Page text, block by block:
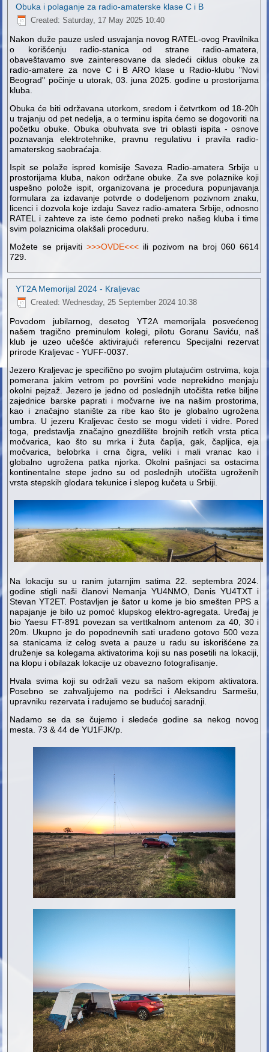
Obuka i polaganje za radio-amaterske klase C i B
Created: Saturday, 17 May 2025 10:40
Nakon duže pauze usled usvajanja novog RATEL-ovog Pravilnika
o korišćenju radio-stanica od strane radio-amatera,
obaveštavamo sve zainteresovane da sledeći ciklus obuke za
radio-amatere za nove C i B ARO klase u Radio-klubu "Novi
Beograd" počinje u utorak, 03. juna 2025. godine u prostorijama
kluba.
Obuka će biti održavana utorkom, sredom i četvrtkom od 18-20h
u trajanju od pet nedelja, a o terminu ispita ćemo se dogovoriti na
početku obuke. Obuka obuhvata sve tri oblasti ispita - osnove
poznavanja elektrotehnike, pravnu regulativu i pravila radio-
amaterskog saobraćaja.
Ispit se polaže ispred komisije Saveza Radio-amatera Srbije u
prostorijama kluba, nakon održane obuke. Za sve polaznike koji
uspešno polože ispit, organizovana je procedura popunjavanja
formulara za izdavanje potvrde o dodeljenom pozivnom znaku,
licenci i dozvola koje izdaju Savez radio-amatera Srbije, odnosno
RATEL i zahteve za iste ćemo podneti preko našeg kluba i time
svim polaznicima olakšali proceduru.
Možete se prijaviti >>>OVDE<<<ili pozivom na broj 060 6614
729.
YT2A Memorijal 2024 - Kraljevac
Created: Wednesday, 25 September 2024 10:38
Povodom jubilarnog, desetog YT2A memorijala posvećenog
našem tragično preminulom kolegi, pilotu Goranu Saviću, naš
klub je uzeo učešće aktivirajući referencu Specijalni rezervat
prirode Kraljevac - YUFF-0037.
Jezero Kraljevac je specifično po svojim plutajućim ostrvima, koja
pomerana jakim vetrom po površini vode neprekidno menjaju
okolni pejzaž. Jezero je jedno od poslednjih utočišta retke biljne
zajednice barske paprati i močvarne ive na našim prostorima,
kao i značajno stanište za ribe kao što je globalno ugrožena
umbra. U jezeru Kraljevac često se mogu videti i vidre. Pored
toga, predstavlja značajno gnezdilište brojnih retkih vrsta ptica
močvarica, kao što su mrka i žuta čaplja, gak, čapljica, eja
močvarica, belobrka i crna čigra, veliki i mali vranac kao i
globalno ugrožena patka njorka. Okolni pašnjaci sa ostacima
kontinentalne stepe jedno su od poslednjih utočišta ugroženih
vrsta stepskih glodara tekunice i slepog kučeta u Srbiji.
Na lokaciju su u ranim jutarnjim satima 22. septembra 2024.
godine stigli naši članovi Nemanja YU4NMO, Denis YU4TXT i
Stevan YT2ET. Postavljen je šator u kome je bio smešten PPS a
napajanje je bilo uz pomoć klupskog elektro-agregata. Uređaj je
bio Yaesu FT-891 povezan sa verttkalnom antenom za 40, 30 i
20m. Ukupno je do popodnevnih sati urađeno gotovo 500 veza
sa stanicama iz celog sveta a pauze u radu su iskorišćene za
druženje sa kolegama aktivatorima koji su nas posetili na lokaciji,
na klopu i obilazak lokacije uz obavezno fotografisanje.
Hvala svima koji su održali vezu sa našom ekipom aktivatora.
Posebno se zahvaljujemo na podršci i Aleksandru Sarmešu,
upravniku rezervata i radujemo se budućoj saradnji.
Nadamo se da se čujemo i sledeće godine sa nekog novog
mesta. 73 & 44 de YU1FJK/p.